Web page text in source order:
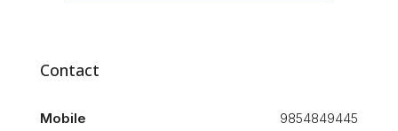
Contact
Mobile
9854849445